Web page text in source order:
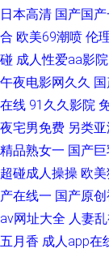
精品日韩久久 精品
麻豆传媒 中日韩三
另类黑人av 欧美中
国伪娘TS网站 久久
日本高清 国产国
合 欧美69潮喷 伦
碰 成人性爱aa影院
午夜电影网久久
在线 91久久影院
夜宅男免费 另类
精品熟女一 国产
超碰成人操操 欧
产在线一 国产原
av网址大全 人妻
五月香 成人app在